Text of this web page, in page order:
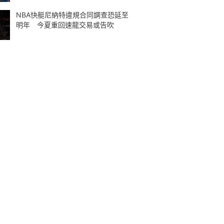
NBA快艇尼納特違規合同調查恐延至
明年 今夏重回速龍交易或告吹